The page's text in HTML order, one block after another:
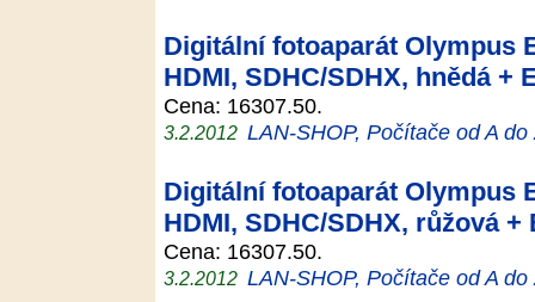
Digitální fotoaparát Olympus
HDMI, SDHC/SDHX, hnědá +
Cena: 16307.50.
3.2.2012 LAN-SHOP, Počítače od A do
Digitální fotoaparát Olympus
HDMI, SDHC/SDHX, růžová +
Cena: 16307.50.
3.2.2012 LAN-SHOP, Počítače od A do